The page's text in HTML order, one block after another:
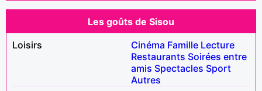
Les goûts de Sisou
Loisirs
Cinéma Famille Lecture
Restaurants Soirées entre
amis Spectacles Sport
Autres